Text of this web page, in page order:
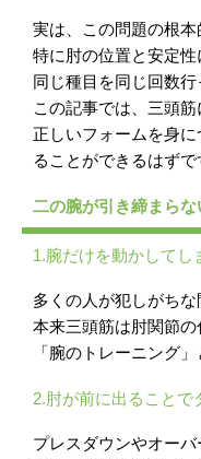
実は、この問題の根本
特に肘の位置と安定性
同じ種目を同じ回数
この記事では、三頭
正しいフォームを身
ることができるはずで
二の腕が引き締まらな
1.腕だけを動かしてし
多くの人が犯しがち
本来三頭筋は肘関節
「腕のトレーニング
2.肘が前に出ることで
プレスダウンやオー